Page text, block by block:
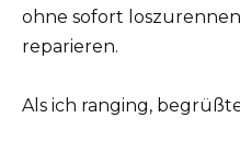
ohne sofort
reparieren.
Als ich ranging,